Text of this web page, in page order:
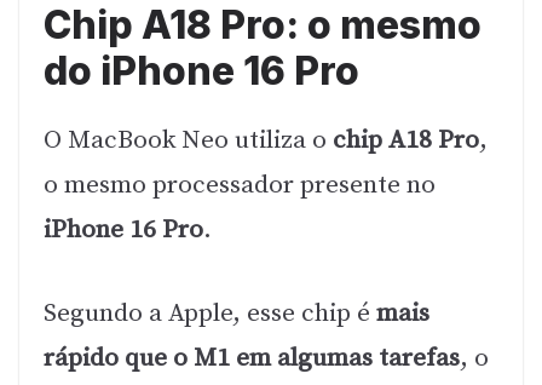
Chip A18 Pro: o mesmo
do iPhone 16 Pro
O MacBook Neo utiliza o chip A18 Pro,
o mesmo processador presente no
iPhone 16 Pro.
Segundo a Apple, esse chip é mais
rápido que o M1 em algumas tarefas, o